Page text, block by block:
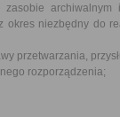
archiwalnym
okres niezbędny do
przetwarzania,
rozporządzenia;